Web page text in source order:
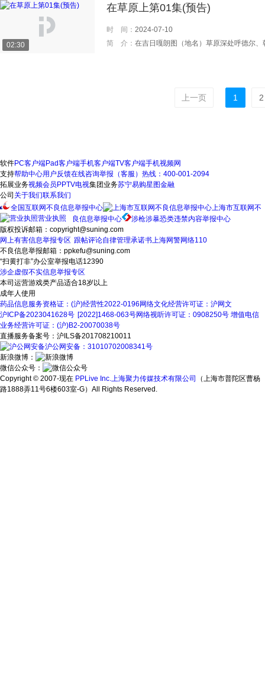
02:30
在草原上第01集(预告)
时 间： 2024-07-10
简 介： 在吉日嘎朗图（地名）草原深处呼德尔、朝鲁、丹巴、都仁四户牧民逐水草而牧，过着传统的游牧生活。 八十年代，改革开放的春风吹到了这个边缘的牧村。草场分给了牧民，畜群也承包给个人。于是，呼德尔、朝鲁、丹巴、都仁四家普普通通的牧民家庭开始发生新的变化，人物命运也随之改变，一场历史性变革让草原发生着巨变… 改革开
上一页 1 2
软件PC客户端Pad客户端手机客户端TV客户端手机视频网
支持帮助中心用户反馈在线咨询举报（客服）热线：400-001-2094
拓展业务视频会员 PPTV电视集团业务苏宁易购星图金融
公司 关于我们联系我们
全国互联网不良信息举报中心
上海市互联网不
良信息举报中心
涉枪涉暴恐类违禁内容举报中心
营业执照
版权投诉邮箱：copyright@suning.com
跟帖评论自律管理承诺书
网上有害信息举报专区
上海网警网络110
不良信息举报邮箱：ppkefu@suning.com
“扫黄打非”办公室举报电话12390
涉企虚假不实信息举报专区
本司运营游戏类产品适合18岁以上
成年人使用
药品信息服务资格证：(沪)经营性2022-0196 网络文化经营许可证：沪网文
[2022]1468-063号
沪ICP备2023041628号 网络视听许可证：0908250号 增值电信
业务经营许可证：(沪)B2-20070038号
直播服务备案号：沪ILS备201708210011
沪公网安备：31010702008341号
新浪微博：
微信公众号：
Copyright © 2007-现在 PPLive Inc.上海聚力传媒技术有限公司
（上海市普陀区曹杨
路1888弄11号6楼603室-G）All Rights Reserved.